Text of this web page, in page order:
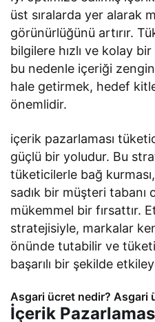
üst sıralarda yer alarak
görünürlüğünü artırır.
bilgilere hızlı ve kolay
bu nedenle içeriği
hale getirmek, hedef
önemlidir.
içerik pazarlaması
güçlü bir yoludur. Bu
tüketicilerle bağ
sadık bir müşteri tabanı
mükemmel bir fırsattır.
stratejisiyle, markalar
önünde tutabilir ve
başarılı bir şekilde
Asgari ücret nedir? Asgari
İçerik